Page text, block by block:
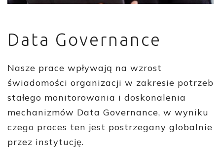
Data Governance
Nasze prace wpływają na wzrost
świadomości organizacji w zakresie potrzeb
stałego monitorowania i doskonalenia
mechanizmów Data Governance, w wyniku
czego proces ten jest postrzegany globalnie
przez instytucję.